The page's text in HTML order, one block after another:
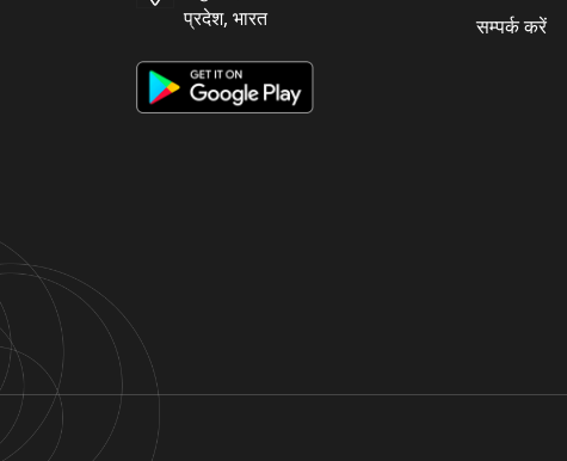
प्रदेश, भारत
सम्पर्क करें